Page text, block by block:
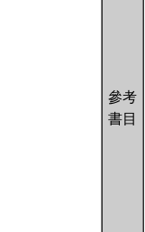
參考
書目